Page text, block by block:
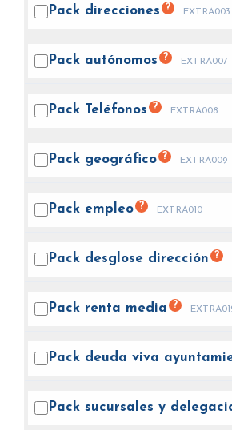
Pack direcciones ? EXTRA003
Pack autónomos ? EXTRA007
Pack Teléfonos ? EXTRA008
Pack geográfico ? EXTRA009
Pack empleo ? EXTRA010
Pack desglose dirección ?
Pack renta media ?
Pack deuda viva
Pack sucursales y